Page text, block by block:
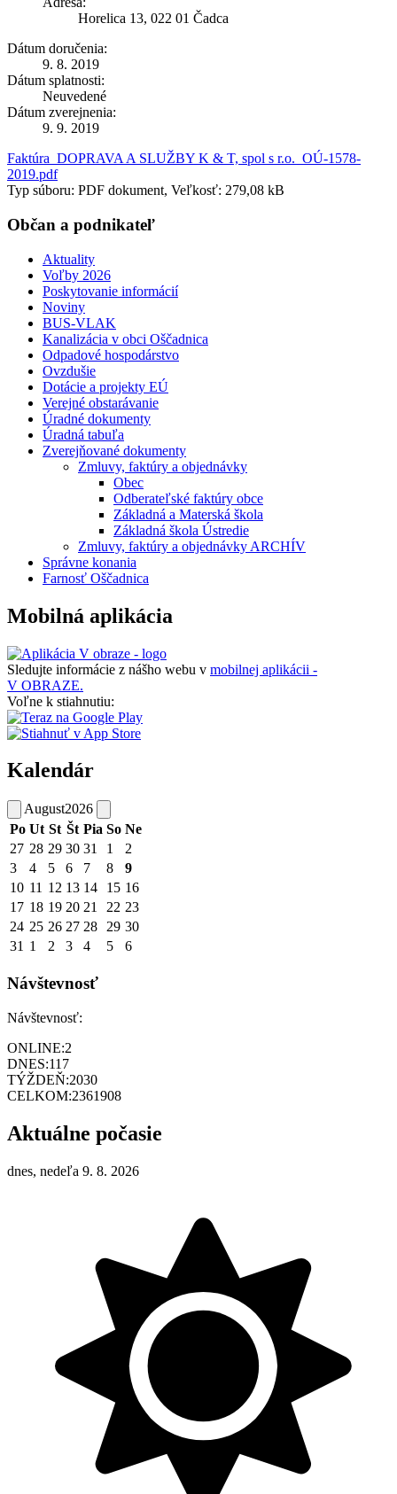
Horelica 13, 022 01 Čadca
Dátum doručenia:
9. 8. 2019
Dátum splatnosti:
Neuvedené
Dátum zverejnenia:
9. 9. 2019
Faktúra_DOPRAVA A SLUŽBY K & T, spol s r.o._OÚ-1578-
2019.pdf
Typ súboru: PDF dokument, Veľkosť: 279,08 kB
Občan a podnikateľ
Aktuality
Voľby 2026
Poskytovanie informácií
Noviny
BUS-VLAK
Kanalizácia v obci Oščadnica
Odpadové hospodárstvo
Ovzdušie
Dotácie a projekty EÚ
Verejné obstarávanie
Úradné dokumenty
Úradná tabuľa
Zverejňované dokumenty
Zmluvy, faktúry a objednávky
Obec
Odberateľské faktúry obce
Základná a Materská škola
Základná škola Ústredie
Zmluvy, faktúry a objednávky ARCHÍV
Správne konania
Farnosť Oščadnica
Mobilná aplikácia
Sledujte informácie z nášho webu v mobilnej aplikácii -
V OBRAZE.
Voľne k stiahnutiu:
Kalendár
August2026
Po Ut St Št Pia So Ne
27 28 29 30 31 1
2
3
4 5 6 7 8
9
10 11 12 13 14 15 16
17 18 19 20 21 22 23
24 25 26 27 28 29 30
31 1 2 3 4 5 6
Návštevnosť
Návštevnosť:
ONLINE:2
DNES:117
TÝŽDEŇ:2030
CELKOM:2361908
Aktuálne počasie
dnes, nedeľa 9. 8. 2026